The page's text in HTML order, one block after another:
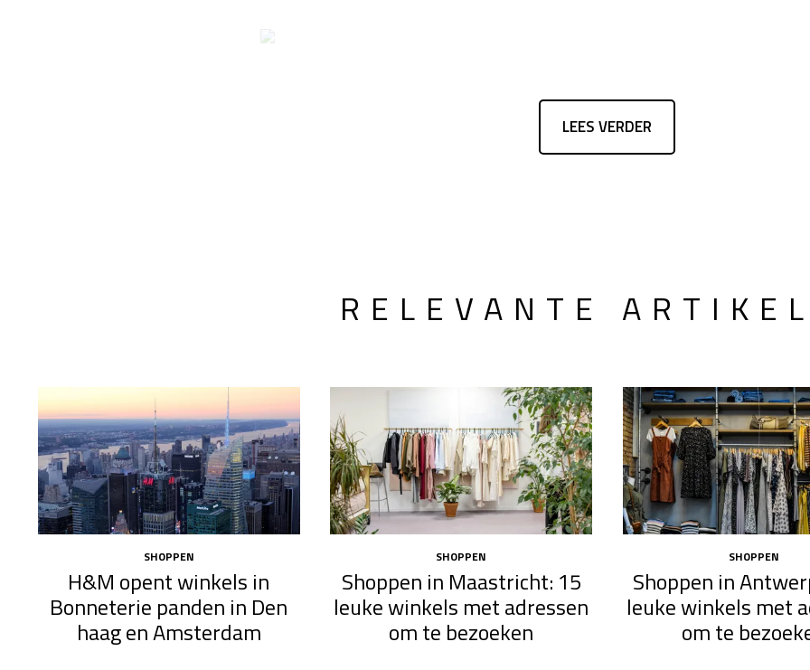
LEES VERDER
RELEVANTE
SHOPPEN
H&M opent winkels in
Bonneterie panden in Den
haag en Amsterdam
SHOPPEN
Shoppen in Maastricht: 15
leuke winkels met adressen
om te bezoeken
SHOPPEN
Shoppen in
leuke winkels met
om te